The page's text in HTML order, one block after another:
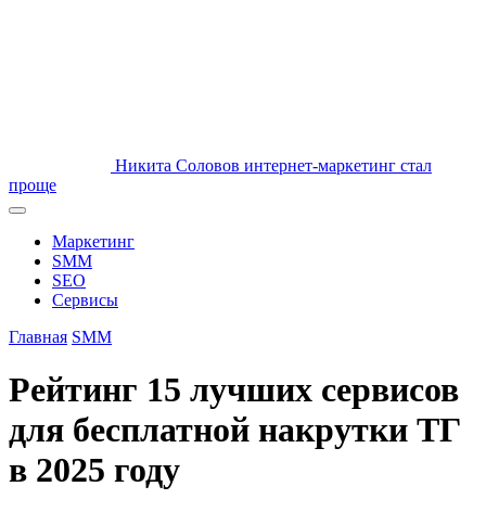
Никита Соловов интернет-маркетинг стал
проще
Маркетинг
SMM
SEO
Сервисы
Главная SMM
Рейтинг 15 лучших сервисов
для бесплатной накрутки ТГ
в 2025 году